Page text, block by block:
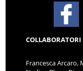
COLLABORATORI
Francesca Arcaro,